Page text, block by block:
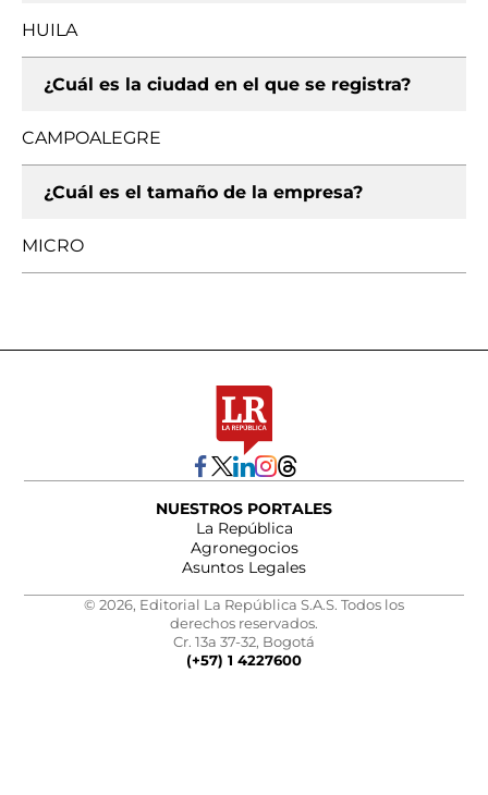
HUILA
¿Cuál es la ciudad en el que se registra?
CAMPOALEGRE
¿Cuál es el tamaño de la empresa?
MICRO
NUESTROS PORTALES
La República
Agronegocios
Asuntos Legales
© 2026, Editorial La República S.A.S. Todos los
derechos reservados.
Cr. 13a 37-32, Bogotá
(+57) 1 4227600